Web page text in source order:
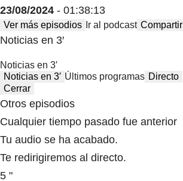
23/08/2024 - 01:38:13
Ver más episodios Ir al podcast Compartir
Noticias en 3′
Noticias en 3′
Noticias en 3′ Últimos programas Directo
Cerrar
Otros episodios
Cualquier tiempo pasado fue anterior
Tu audio se ha acabado.
Te redirigiremos al directo.
5 "